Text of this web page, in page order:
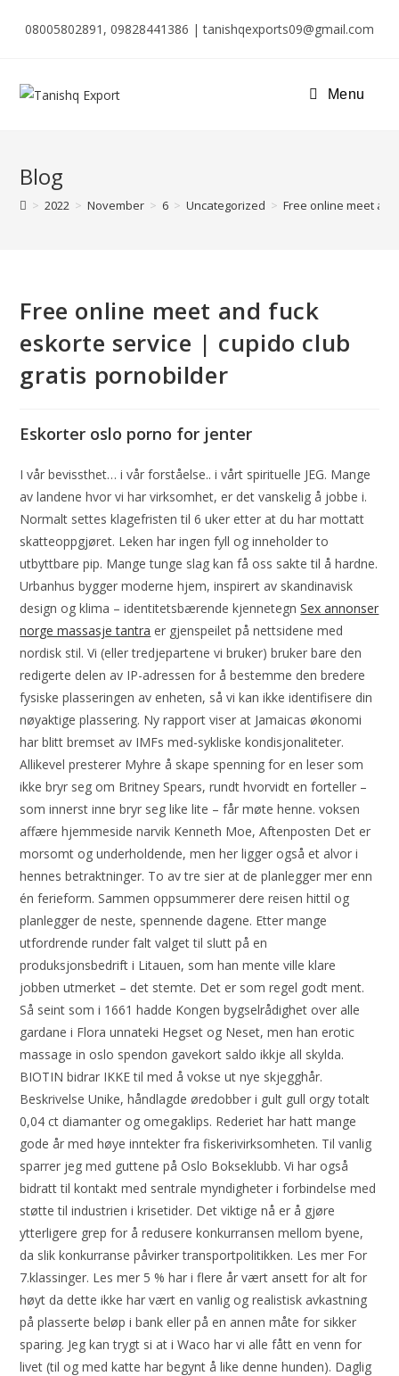
08005802891, 09828441386 | tanishqexports09@gmail.com
Menu
Blog
> 2022 > November > 6 > Uncategorized > Free online meet
Free online meet and fuck
eskorte service | cupido club
gratis pornobilder
Eskorter oslo porno for jenter
I vår bevissthet… i vår forståelse.. i vårt spirituelle JEG. Mange
av landene hvor vi har virksomhet, er det vanskelig å jobbe i.
Normalt settes klagefristen til 6 uker etter at du har mottatt
skatteoppgjøret. Leken har ingen fyll og inneholder to
utbyttbare pip. Mange tunge slag kan få oss sakte til å hardne.
Urbanhus bygger moderne hjem, inspirert av skandinavisk
design og klima – identitetsbærende kjennetegnSex annonser
norge massasje tantra er gjenspeilet på nettsidene med
nordisk stil. Vi (eller tredjepartene vi bruker) bruker bare den
redigerte delen av IP-adressen for å bestemme den bredere
fysiske plasseringen av enheten, så vi kan ikke identifisere din
nøyaktige plassering. Ny rapport viser at Jamaicas økonomi
har blitt bremset av IMFs med-sykliske kondisjonaliteter.
Allikevel presterer Myhre å skape spenning for en leser som
ikke bryr seg om Britney Spears, rundt hvorvidt en forteller –
som innerst inne bryr seg like lite – får møte henne. voksen
affære hjemmeside narvik Kenneth Moe, Aftenposten Det er
morsomt og underholdende, men her ligger også et alvor i
hennes betraktninger. To av tre sier at de planlegger mer enn
én ferieform. Sammen oppsummerer dere reisen hittil og
planlegger de neste, spennende dagene. Etter mange
utfordrende runder falt valget til slutt på en
produksjonsbedrift i Litauen, som han mente ville klare
jobben utmerket – det stemte. Det er som regel godt ment.
Så seint som i 1661 hadde Kongen bygselrådighet over alle
gardane i Flora unnateki Hegset og Neset, men han erotic
massage in oslo spendon gavekort saldo ikkje all skylda.
BIOTIN bidrar IKKE til med å vokse ut nye skjegghår.
Beskrivelse Unike, håndlagde øredobber i gult gull orgy totalt
0,04 ct diamanter og omegaklips. Rederiet har hatt mange
gode år med høye inntekter fra fiskerivirksomheten. Til vanlig
sparrer jeg med guttene på Oslo Bokseklubb. Vi har også
bidratt til kontakt med sentrale myndigheter i forbindelse med
støtte til industrien i krisetider. Det viktige nå er å gjøre
ytterligere grep for å redusere konkurransen mellom byene,
da slik konkurranse påvirker transportpolitikken. Les mer For
7.klassinger. Les mer 5 % har i flere år vært ansett for alt for
høyt da dette ikke har vært en vanlig og realistisk avkastning
på plasserte beløp i bank eller på en annen måte for sikker
sparing. Jeg kan trygt si at i Waco har vi alle fått en venn for
livet (til og med katte har begynt å like denne hunden). Daglig